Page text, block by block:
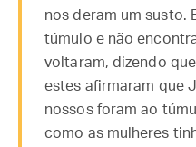
nos deram um susto.
túmulo e não
voltaram, dizendo
estes afirmaram que
nossos foram ao
como as mulheres